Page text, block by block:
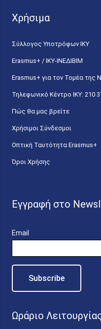
Χρήσιμα
Σύλλογος Υποτρόφων ΙΚΥ
Erasmus+ / ΙΚΥ-ΙΝΕΔΙΒΙΜ
Erasmus+ για τον Τομέα της
Τηλεφωνικό Κέντρο IKY: 210
Πώς θα μας βρείτε
Χρήσιμοι Σύνδεσμοι
Οπτική Ταυτότητα Erasmus+
Όροι Χρήσης
Εγγραφή στο
Email
Ωράριο